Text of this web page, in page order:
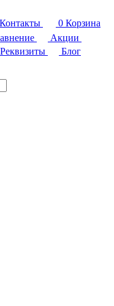
Контакты 0 Корзина
Акции
Реквизиты
Блог